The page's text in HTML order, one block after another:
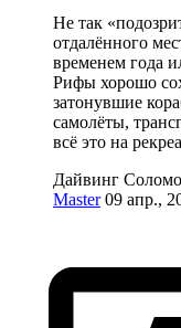
Не так
отдалённого
временем года
Рифы хорошо
затонувшие
самолёты,
всё это на
Дайвинг
Master 09 апр.,